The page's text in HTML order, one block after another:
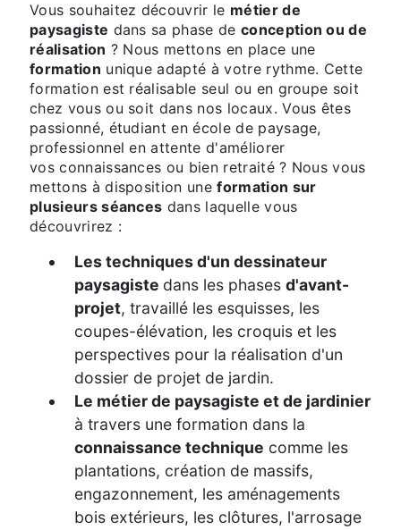
Vous souhaitez découvrir le métier de
paysagiste dans sa phase de conception ou de
réalisation ? Nous mettons en place une
formation unique adapté à votre rythme. Cette
formation est réalisable seul ou en groupe soit
chez vous ou soit dans nos locaux. Vous êtes
passionné, étudiant en école de paysage,
professionnel en attente d'améliorer
vos connaissances ou bien retraité ? Nous vous
mettons à disposition uneformation sur
plusieurs séances dans laquelle vous
découvrirez :
Les techniques d'un dessinateur
paysagiste dans les phases d'avant-
projet, travaillé les esquisses, les
coupes-élévation, les croquis et les
perspectives pour la réalisation d'un
dossier de projet de jardin.
Le métier de paysagiste et de jardinier
à travers une formation dans la
connaissance technique comme les
plantations, création de massifs,
engazonnement, les aménagements
bois extérieurs, les clôtures, l'arrosage